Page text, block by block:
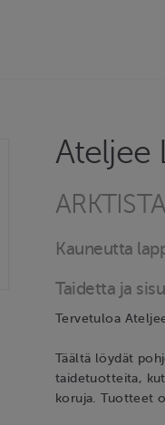
Ateljee
Kauneutta
Taidetta ja
Tervetuloa
Täältä löydät
taidetuotteita,
koruja. Tuotteet